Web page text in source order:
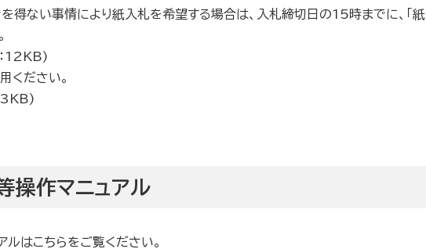
を得ない事情により紙入札を希望する場合は、入札締切日の15時までに、「紙
12KB)
ください。
操作マニュアル
ルはこちらをご覧ください。